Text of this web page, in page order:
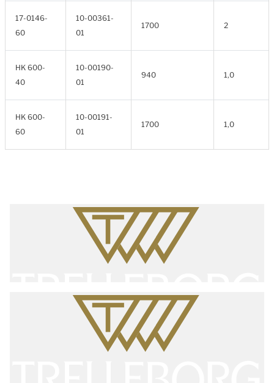
17-0146-
60
10-00361-
01
1700 2
HK 600-
40
10-00190-
01
940 1,0
HK 600-
60
10-00191-
01
1700 1,0